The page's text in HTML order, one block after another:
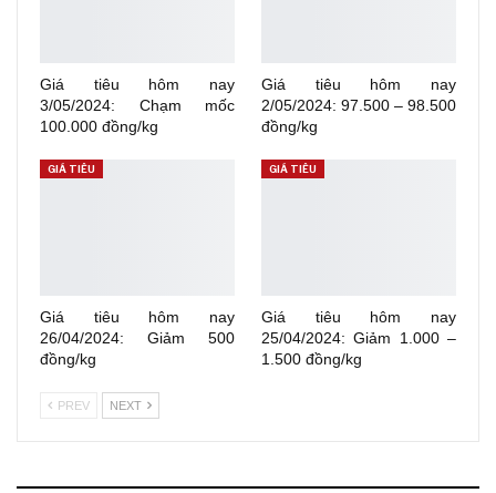
Giá tiêu hôm nay
3/05/2024: Chạm mốc
100.000 đồng/kg
Giá tiêu hôm nay
2/05/2024: 97.500 – 98.500
đồng/kg
GIÁ TIÊU
Giá tiêu hôm nay
26/04/2024: Giảm 500
đồng/kg
GIÁ TIÊU
Giá tiêu hôm nay
25/04/2024: Giảm 1.000 –
1.500 đồng/kg
PREV NEXT